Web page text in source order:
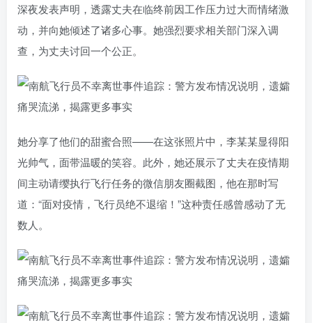
深夜发表声明，透露丈夫在临终前因工作压力过大而情绪激
动，并向她倾述了诸多心事。她强烈要求相关部门深入调
查，为丈夫讨回一个公正。
她分享了他们的甜蜜合照——在这张照片中，李某某显得阳
光帅气，面带温暖的笑容。此外，她还展示了丈夫在疫情期
间主动请缨执行飞行任务的微信朋友圈截图，他在那时写
道：“面对疫情，飞行员绝不退缩！”这种责任感曾感动了无
数人。